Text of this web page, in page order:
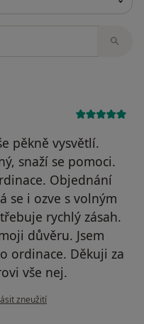
pěkně vysvětlí.
snaží se pomoci.
Objednání
se i ozve s volným
rychlý zásah.
důvěru. Jsem
ordinace. Děkuji za
vše nej.
názoru uživatele AB
zneužití